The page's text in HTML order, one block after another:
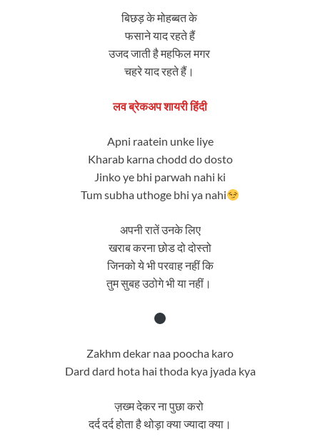
बिछड़ के मोहब्बत के
फसाने याद रहते हैं
उजद जाती है महफिल मगर
चहरे याद रहते हैं।
लव ब्रेकअप शायरी हिंदी
Apni raatein unke liye
Kharab karna chodd do dosto
Jinko ye bhi parwah nahi ki
Tum subha uthoge bhi ya nahi
अपनी रातें उनके लिए
खराब करना छोड दो दोस्तो
जिनको ये भी परवाह नहीं कि
तुम सुबह उठोगे भी या नहीं।
Zakhm dekar naa poocha karo
Dard dard hota hai thoda kya jyada kya
ज़ख्म देकर ना पुछा करो
दर्द दर्द होता है थोड़ा क्या ज्यादा क्या।